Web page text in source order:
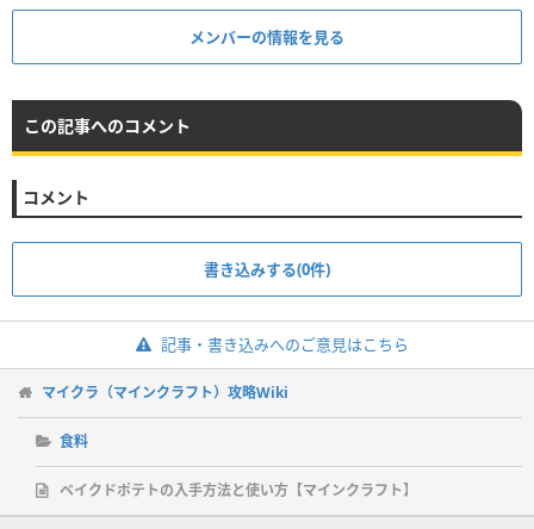
メンバーの情報を見る
この記事へのコメント
コメント
書き込みする(0件)
記事・書き込みへのご意見はこちら
マイクラ（マインクラフト）攻略Wiki
食料
ベイクドポテトの入手方法と使い方【マインクラフト】